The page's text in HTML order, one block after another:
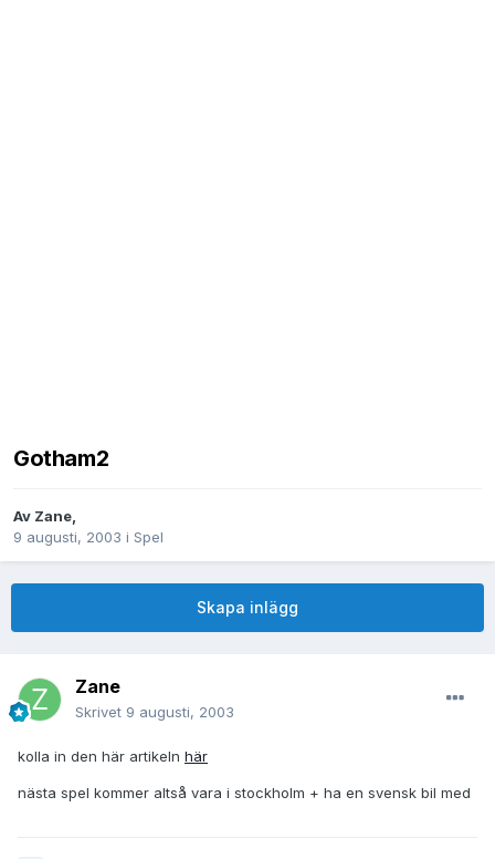
Gotham2
Av Zane,
9 augusti, 2003 i Spel
Skapa inlägg
Zane
Skrivet 9 augusti, 2003
kolla in den här artikeln här
nästa spel kommer altså vara i stockholm + ha en svensk bil med